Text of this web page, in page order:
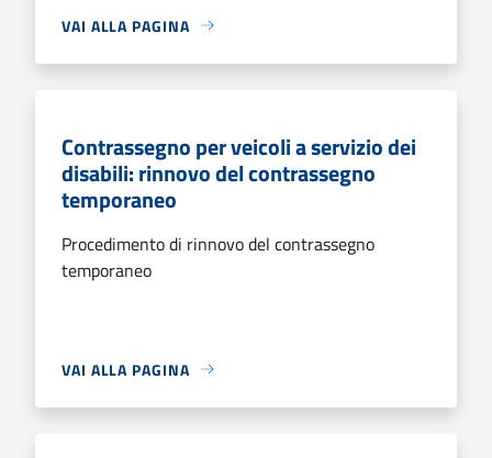
VAI ALLA PAGINA
Contrassegno per veicoli a servizio dei
disabili: rinnovo del contrassegno
temporaneo
Procedimento di rinnovo del contrassegno
temporaneo
VAI ALLA PAGINA